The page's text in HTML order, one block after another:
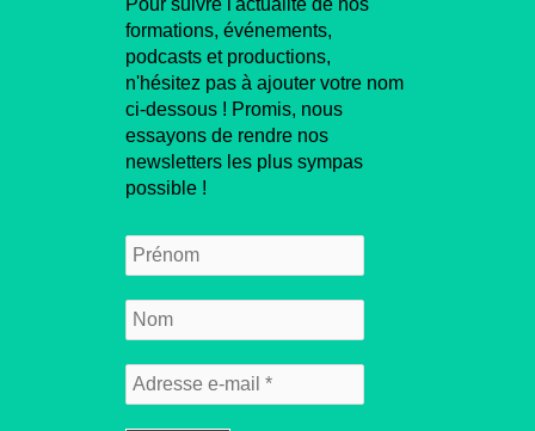
Pour suivre l'actualité de nos
formations, événements,
podcasts et productions,
n'hésitez pas à ajouter votre nom
ci-dessous ! Promis, nous
essayons de rendre nos
newsletters les plus sympas
possible !